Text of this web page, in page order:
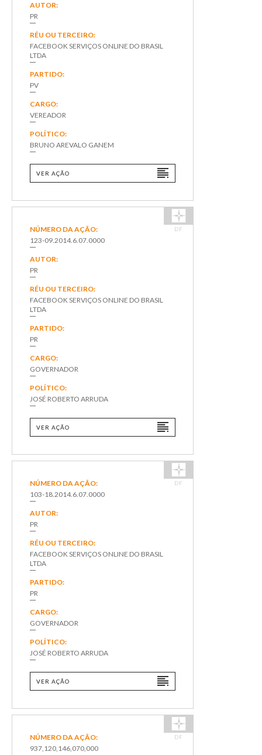
AUTOR:
PR
RÉU OU TERCEIRO:
FACEBOOK SERVIÇOS ONLINE DO BRASIL
LTDA
PARTIDO:
PV
CARGO:
VEREADOR
POLÍTICO:
BRUNO AREVALO GANEM
VER AÇÃO
DF
NÚMERO DA AÇÃO:
123-09.2014.6.07.0000
AUTOR:
PR
RÉU OU TERCEIRO:
FACEBOOK SERVIÇOS ONLINE DO BRASIL
LTDA
PARTIDO:
PR
CARGO:
GOVERNADOR
POLÍTICO:
JOSÉ ROBERTO ARRUDA
VER AÇÃO
DF
NÚMERO DA AÇÃO:
103-18.2014.6.07.0000
AUTOR:
PR
RÉU OU TERCEIRO:
FACEBOOK SERVIÇOS ONLINE DO BRASIL
LTDA
PARTIDO:
PR
CARGO:
GOVERNADOR
POLÍTICO:
JOSÉ ROBERTO ARRUDA
VER AÇÃO
DF
NÚMERO DA AÇÃO:
937,120,146,070,000